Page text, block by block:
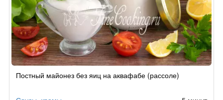
Постный майонез без яиц на аквафабе (рассоле)